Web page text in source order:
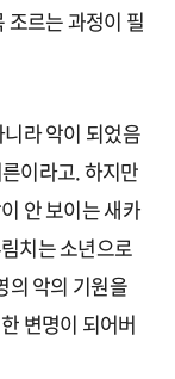
조르는 과정이 필
라 악이 되었음
이라고. 하지만
안 보이는 새카
치는 소년으로
의 악의 기원을
변명이 되어버